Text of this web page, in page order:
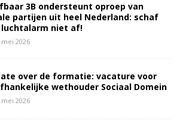
3B ondersteunt oproep van
partijen uit heel Nederland: schaf
niet af!
mei 2026
over de formatie: vacature voor
wethouder Sociaal Domein
mei 2026